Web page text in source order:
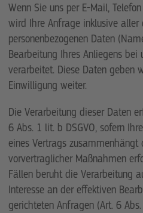
Wenn Sie uns per E-Mail,
wird Ihre Anfrage inklusive aller
personenbezogenen Daten
Bearbeitung Ihres Anliegens bei
verarbeitet. Diese Daten geben
Einwilligung weiter.
Die Verarbeitung dieser Daten
6 Abs. 1 lit. b DSGVO, sofern
eines Vertrags zusammenhängt
vorvertraglicher Maßnahmen
Fällen beruht die Verarbeitung
Interesse an der effektiven
gerichteten Anfragen (Art. 6